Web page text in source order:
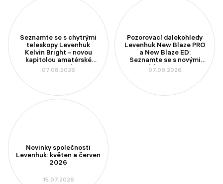
Seznamte se s chytrými
teleskopy Levenhuk
Kelvin Bright – novou
kapitolou amatérské
astronomie
07.08.2026
Pozorovací dalekohledy
Levenhuk New Blaze PRO
a New Blaze ED:
Seznamte se s novými
modely se 100mm
aperturou
07.08.2026
Novinky společnosti
Levenhuk: květen a červen
2026
15.07.2026